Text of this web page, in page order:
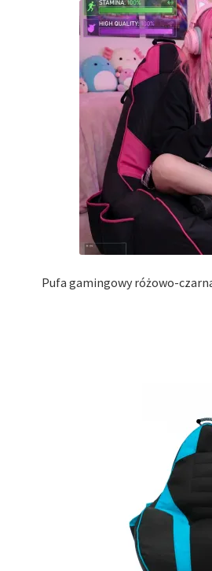
Pufa gamingowy różowo-